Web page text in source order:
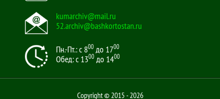
kumarchiv@mail.ru
52.archiv@bashkortostan.ru
Пн.-Пт.: с 800 до 1700
Обед: с 1300 до 1400
Copyright © 2015 - 2026